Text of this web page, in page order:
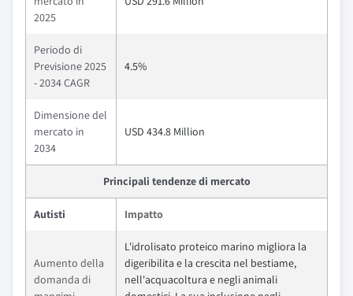
2025
Periodo di
Previsione 2025
- 2034 CAGR
4.5%
Dimensione del
mercato in
2034
USD 434.8 Million
Principali tendenze di mercato
Autisti Impatto
Aumento della
domanda di
L'idrolisato proteico marino migliora la
digeribilita e la crescita nel bestiame,
nell'acquacoltura e negli animali